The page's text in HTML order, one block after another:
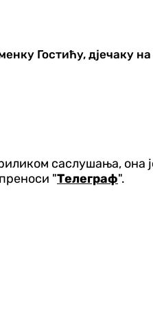
Гостићу, дјечаку
саслушања, она
"Телеграф".